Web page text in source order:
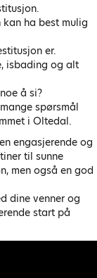
ha best mulig
er.
isbading og alt
å si?
spørsmål
i Oltedal.
engasjerende og
til sunne
men også en god
dine venner og
start på